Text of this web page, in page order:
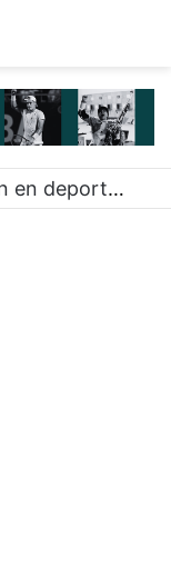
Scioli avanzó sobre la gestión en deportes con las federaciones nacionales